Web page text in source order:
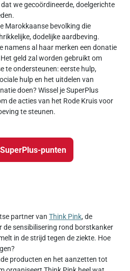
we gecoördineerde, doelgerichte
Marokkaanse bevolking die
dodelijke aardbeving.
namens al haar merken een donatie
geld zal worden gebruikt om
te ondersteunen: eerste hulp,
hulp en het uitdelen van
doen? Wissel je SuperPlus
de acties van het Rode Kruis voor
te steunen.
punten
partner van Think Pink, de
de sensibilisering rond borstkanker
in de strijd tegen de ziekte. Hoe
producten en het aanzetten tot